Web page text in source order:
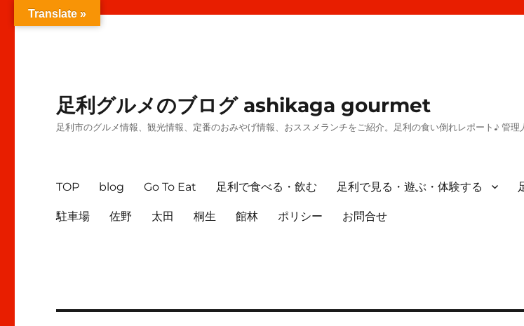
足利グルメのブログ ashikaga gourmet
足利市のグルメ情報、観光情報、定番のおみやげ情報、おススメランチをご紹介。足利の食い倒れレポート♪ 管理
TOP blog Go To Eat 足利で食べる・飲む 足利で見る・遊ぶ・体験する
駐車場 佐野 太田 桐生 館林 ポリシー お問合せ
Translate »